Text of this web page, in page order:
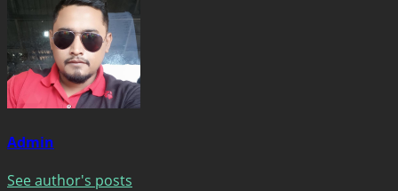
Admin
See author's posts